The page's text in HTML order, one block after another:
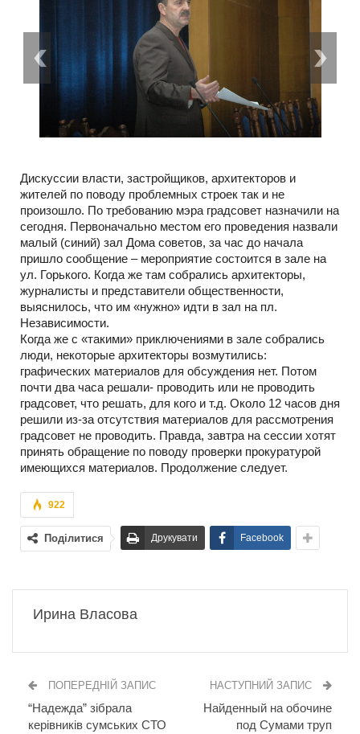
Дискуссии власти, застройщиков, архитекторов и
жителей по поводу проблемных строек так и не
произошло. По требованию мэра градсовет назначили на
сегодня. Первоначально местом его проведения назвали
малый (синий) зал Дома советов, за час до начала
пришло сообщение – мероприятие состоится в зале на
ул. Горького. Когда же там собрались архитекторы,
журналисты и представители общественности,
выяснилось, что им «нужно» идти в зал на пл.
Независимости.
Когда же с «такими» приключениями в зале собрались
люди, некоторые архитекторы возмутились:
графических материалов для обсуждения нет. Потом
почти два часа решали- проводить или не проводить
градсовет, что решать, для кого и т.д. Около 12 часов дня
решили из-за отсутствия материалов для рассмотрения
градсовет не проводить. Правда, завтра на сессии хотят
принять обращение по поводу проверки прокуратурой
имеющихся материалов. Продолжение следует.
922
Поділитися Друкувати Facebook
Ирина Власова
ПОПЕРЕДНІЙ ЗАПИС
“Надежда” зібрала
керівників сумських СТО
НАСТУПНИЙ ЗАПИС
Найденный на обочине
под Сумами труп